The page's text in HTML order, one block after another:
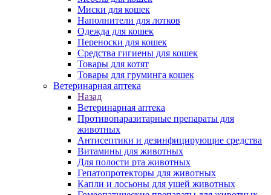
Миски для кошек
Наполнители для лотков
Одежда для кошек
Переноски для кошек
Средства гигиены для кошек
Товары для котят
Товары для груминга кошек
Ветеринарная аптека
Назад
Ветеринарная аптека
Противопаразитарные препараты для
животных
Антисептики и дезинфицирующие средства
Витамины для животных
Для полости рта животных
Гепатопротекторы для животных
Капли и лосьоны для ушей животных